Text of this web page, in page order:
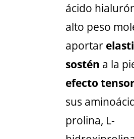
ácido
alto peso
aportar
sostén a la
efecto tensor
sus
prolina, L-